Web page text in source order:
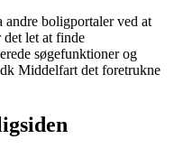
boligportaler ved at
let at finde
søgefunktioner og
Middelfart det foretrukne